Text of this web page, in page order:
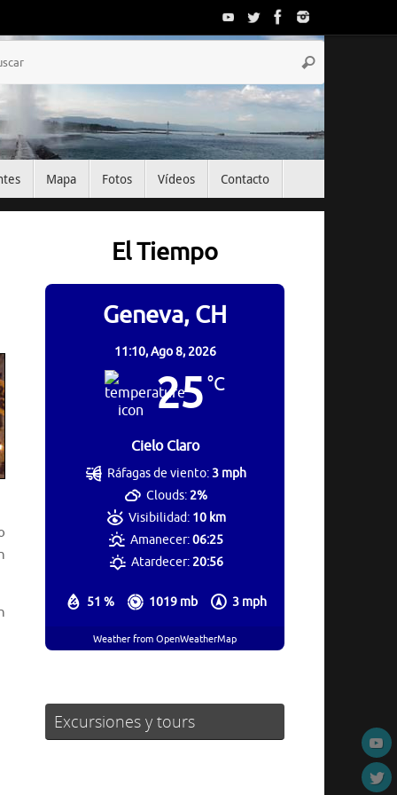
Buscar
Mapa Fotos Vídeos Contacto
El Tiempo
Geneva, CH
11:10,Ago 8, 2026
25°C
Cielo Claro
51 % 1019 mb 3 mph
Ráfagas de viento:3 mph
Clouds:2%
Visibilidad: 10 km
Amanecer:06:25
Atardecer:20:56
Weather from OpenWeatherMap
Excursiones y tours